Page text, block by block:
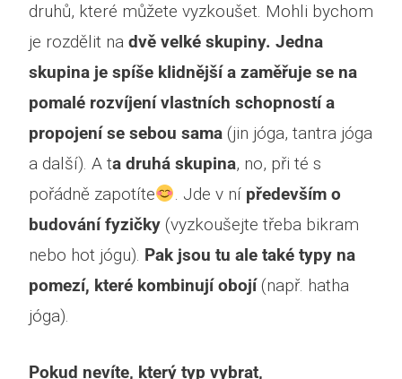
druhů, které můžete vyzkoušet. Mohli bychom
je rozdělit na dvě velké skupiny. Jedna
skupina je spíše klidnější a zaměřuje se na
pomalé rozvíjení vlastních schopností a
propojení se sebou sama (jin jóga, tantra jóga
a další). A ta druhá skupina, no, při té s
pořádně zapotíte
. Jde v ní především o
budování fyzičky (vyzkoušejte třeba bikram
nebo hot jógu). Pak jsou tu ale také typy na
pomezí, které kombinují obojí(např. hatha
jóga).
Pokud nevíte, který typ vybrat,